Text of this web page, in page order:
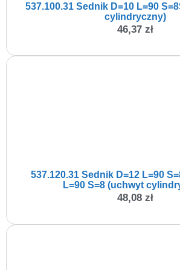
537.100.31 Sednik D=10 L=90
cylindryczny)
46,37 zł
537.120.31 Sednik D=12 L=90
L=90 S=8 (uchwyt
48,08 zł